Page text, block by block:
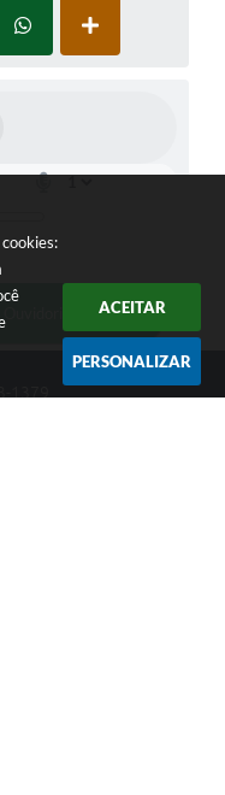
ACEITAR
PERSONALIZAR
Ouvidoria Municipal